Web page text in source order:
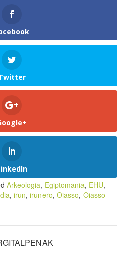
Arkeologia, Egiptomania, EHU,
, irun, irunero, Oiasso, Oiasso